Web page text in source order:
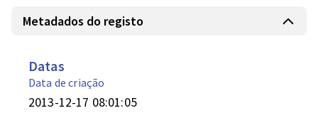
Metadados do registo
Datas
Data de criação
2013-12-17 08:01:05